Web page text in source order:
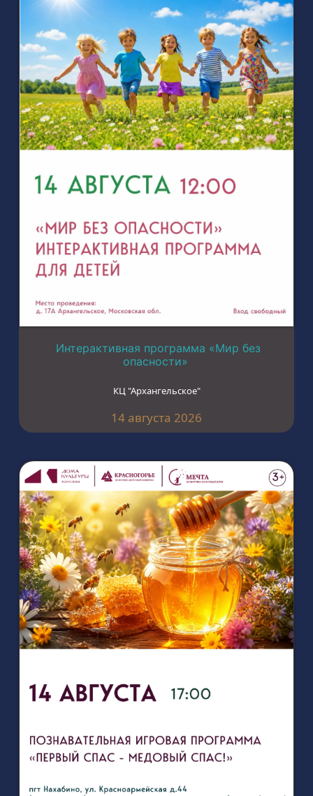
Интерактивная программа «Мир без
опасности»
КЦ "Архангельское"
14 августа 2026